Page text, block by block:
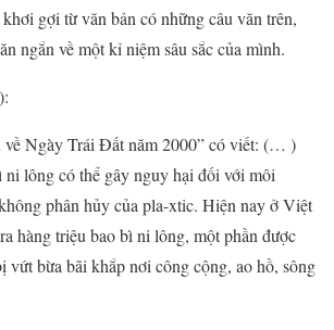
gợi từ văn bản có những câu văn trên,
ngắn về một kỉ niệm sâu sắc của mình.
về Ngày Trái Đất năm 2000” có viết: (… )
lông có thể gây nguy hại đối với môi
phân hủy của pla-xtic. Hiện nay ở Việt
hàng triệu bao bì ni lông, một phần được
vứt bừa bãi khắp nơi công cộng, ao hồ, sông